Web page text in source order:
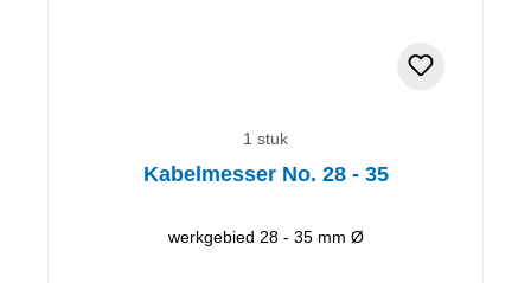
1 stuk
Kabelmesser No. 28 - 35
werkgebied 28 - 35 mm Ø